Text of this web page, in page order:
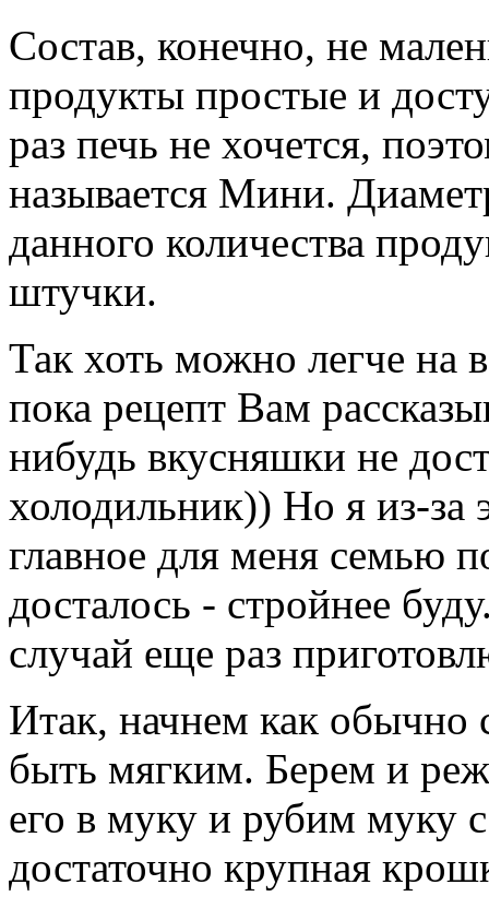
Состав, конечно, не
продукты простые и
раз печь не хочется,
называется Мини.
данного количества
штучки.
Так хоть можно легче на
пока рецепт Вам
нибудь вкусняшки не
холодильник)) Но я из-за
главное для меня семью
досталось - стройнее
случай еще раз
Итак, начнем как обычно
быть мягким. Берем и
его в муку и рубим муку
достаточно крупная